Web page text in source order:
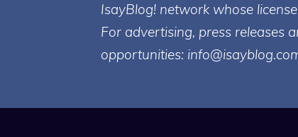
IsayBlog! network whose
For advertising, press releases
opportunities: